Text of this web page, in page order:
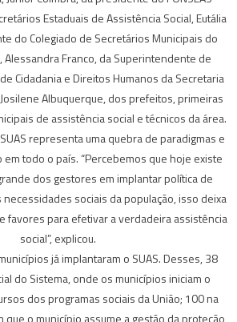
Estaduais de Assistência Social, Eutália
do Colegiado de Secretários Municipais do
Alessandra Franco, da Superintendente de
Cidadania e Direitos Humanos da Secretaria
Albuquerque, dos prefeitos, primeiras
de assistência social e técnicos da área.
representa uma quebra de paradigmas e
todo o país. “Percebemos que hoje existe
dos gestores em implantar política de
sociais da população, isso deixa
favores para efetivar a verdadeira assistência
social”, explicou.
já implantaram o SUAS. Desses, 38
do Sistema, onde os municípios iniciam o
dos programas sociais da União; 100 na
que o município assume a gestão da proteção